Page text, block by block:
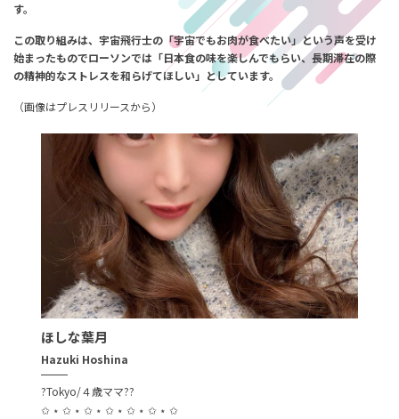
す。
この取り組みは、 宇宙飛行士の「宇宙でもお肉が食べたい」という声を受け
始まったものでローソンでは 「日本食の味を楽しんでもらい、長期滞在の際
の精神的なストレスを和らげてほしい」としています。
（画像はプレスリリースから）
ほしな葉月
Hazuki Hoshina
?Tokyo/４歳ママ??
✩ ⋆ ✩ ⋆ ✩ ⋆ ✩ ⋆ ✩ ⋆ ✩ ⋆ ✩